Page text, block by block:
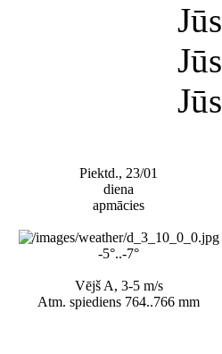
Jūs
Jūs
Jūs
Piektd., 23/01
diena
apmācies
-5°..-7°
Vējš A, 3-5 m/s
Atm. spiediens 764..766 mm